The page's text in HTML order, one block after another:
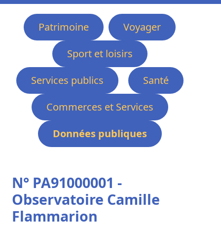
Patrimoine
Voyager
Sport et loisirs
Services publics
Santé
Commerces et Services
Données publiques
N° PA91000001 -
Observatoire Camille
Flammarion